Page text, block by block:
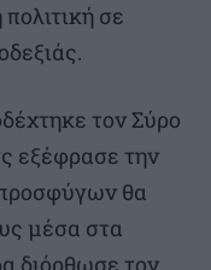
σε
τον Σύρο
εξέφρασε την
θα
μέσα στα
διόρθωσε τον